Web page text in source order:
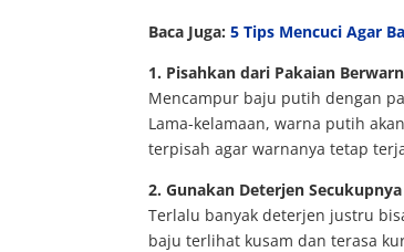
Baca Juga:5 Tips Mencuci Agar
1. Pisahkan dari Pakaian
Mencampur baju putih dengan
Lama-kelamaan, warna putih
terpisah agar warnanya tetap
2. Gunakan Deterjen Secukupnya
Terlalu banyak deterjen justru
baju terlihat kusam dan terasa